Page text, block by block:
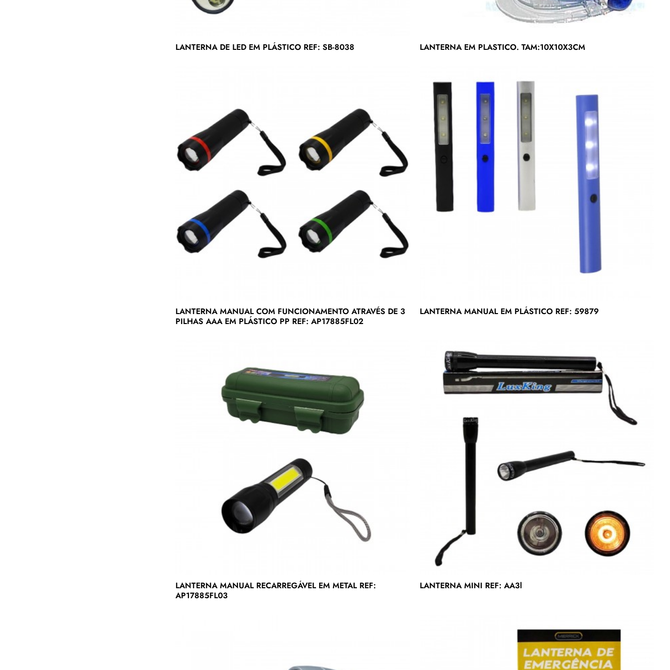
LANTERNA DE LED EM PLÁSTICO REF: SB-8038 -77%
LANTERNA EM PLASTICO. TAM:10X10X3CM
LANTERNA MANUAL COM FUNCIONAMENTO ATRAVÉS DE 3
PILHAS AAA EM PLÁSTICO PP REF: AP17885FL02
LANTERNA MANUAL EM PLÁSTICO REF: 59879
LANTERNA MANUAL RECARREGÁVEL EM METAL REF:
AP17885FL03
LANTERNA MINI REF: AA3l